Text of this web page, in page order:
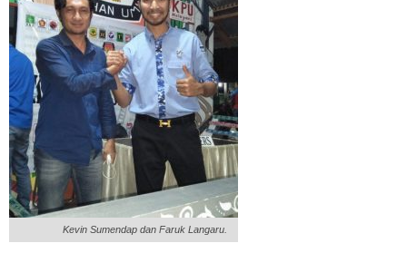
Kevin Sumendap dan Faruk Langaru.